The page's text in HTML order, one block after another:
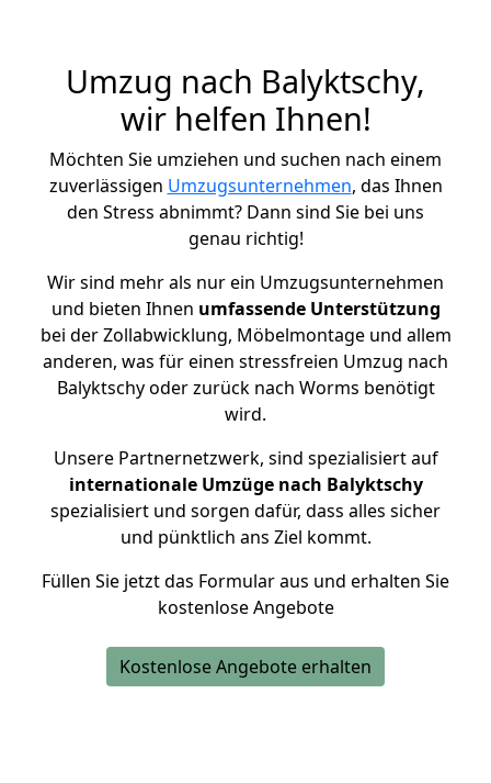
Umzug nach Balyktschy,
wir helfen Ihnen!
Möchten Sie umziehen und suchen nach einem
zuverlässigen Umzugsunternehmen, das Ihnen
den Stress abnimmt? Dann sind Sie bei uns
genau richtig!
Wir sind mehr als nur ein Umzugsunternehmen
und bieten Ihnen umfassende Unterstützung
bei der Zollabwicklung, Möbelmontage und allem
anderen, was für einen stressfreien Umzug nach
Balyktschy oder zurück nach Worms benötigt
wird.
Unsere Partnernetzwerk, sind spezialisiert auf
internationale Umzüge nach Balyktschy
spezialisiert und sorgen dafür, dass alles sicher
und pünktlich ans Ziel kommt.
Füllen Sie jetzt das Formular aus und erhalten Sie
kostenlose Angebote
Kostenlose Angebote erhalten